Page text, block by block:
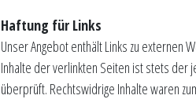
Haftung für Links
Unser Angebot enthält Links zu externen
Inhalte der verlinkten Seiten ist stets der
überprüft. Rechtswidrige Inhalte waren